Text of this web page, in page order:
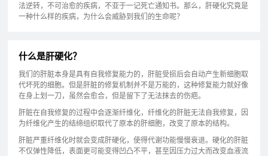
法逆转，不可治愈的疾病，不亚于一记死亡通知书。那么，肝硬化究竟是
一种什么样的疾病，为什么会威胁到我们的生命呢？
什么是肝硬化？
我们的肝脏本身是具有自我修复能力的，肝脏受损后会自动产生新细胞取
代坏死的细胞。但是肝脏的修复机制并不是万能的，这种修复能力就好像
在身上划一刀，虽然会愈合，但是留下了无法抹去的伤疤。
肝脏在自我修复的过程中会逐渐纤维化，纤维化的肝脏无法自我修复，因
为纤维化产生的结缔组织取代了原本的肝细胞，改变了原本的结构。
肝脏严重纤维化时就会变成肝硬化，使得代谢功能慢慢衰退。硬化的肝脏
不仅弹性降低，表面更可能变得凹凸不平，甚至因压力过大而改变血液流